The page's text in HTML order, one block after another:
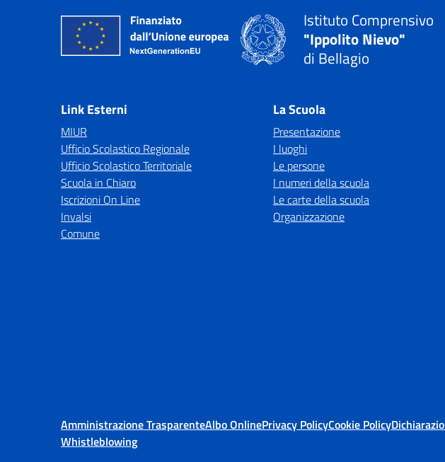
Istituto Comprensivo
"Ippolito Nievo"
di Bellagio
Link Esterni
MIUR
Ufficio Scolastico Regionale
Ufficio Scolastico Territoriale
Scuola in Chiaro
Iscrizioni On Line
Invalsi
Comune
La Scuola
Presentazione
I luoghi
Le persone
I numeri della scuola
Le carte della scuola
Organizzazione
Amministrazione TrasparenteAlbo OnlinePrivacy PolicyCookie Policy
Whistleblowing